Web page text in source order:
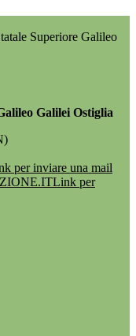
Superiore Galileo
Galilei Ostiglia
per inviare una mail
Link per